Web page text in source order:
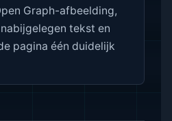
Graph-afbeelding,
tekst en
pagina één duidelijk